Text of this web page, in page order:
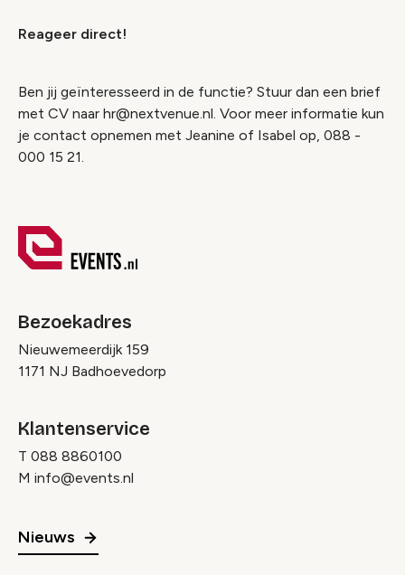
Reageer direct!
Ben jij geïnteresseerd in de functie? Stuur dan een brief
met CV naar hr@nextvenue.nl. Voor meer informatie kun
je contact opnemen met Jeanine of Isabel op, 088 -
000 15 21.
Bezoekadres
Nieuwemeerdijk 159
1171 NJ Badhoevedorp
Klantenservice
T 088 8860100
M info@events.nl
Nieuws